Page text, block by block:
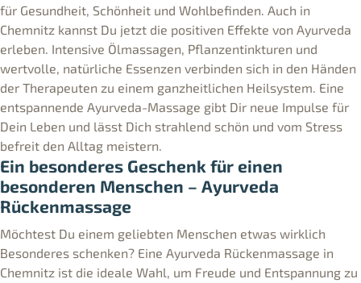
für Gesundheit, Schönheit und Wohlbefinden. Auch in
Chemnitz kannst Du jetzt die positiven Effekte von Ayurveda
erleben. Intensive Ölmassagen, Pflanzentinkturen und
wertvolle, natürliche Essenzen verbinden sich in den Händen
der Therapeuten zu einem ganzheitlichen Heilsystem. Eine
entspannende Ayurveda-Massage gibt Dir neue Impulse für
Dein Leben und lässt Dich strahlend schön und vom Stress
befreit den Alltag meistern.
Ein besonderes Geschenk für einen
besonderen Menschen – Ayurveda
Rückenmassage
Möchtest Du einem geliebten Menschen etwas wirklich
Besonderes schenken? Eine Ayurveda Rückenmassage in
Chemnitz ist die ideale Wahl, um Freude und Entspannung zu